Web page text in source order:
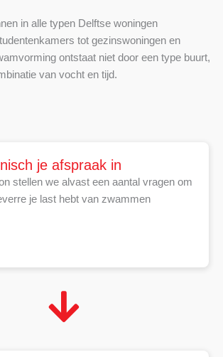
in alle typen Delftse woningen
tot gezinswoningen en
ontstaat niet door een type buurt,
van vocht en tijd.
je afspraak in
stellen we alvast een aantal vragen om
je last hebt van zwammen